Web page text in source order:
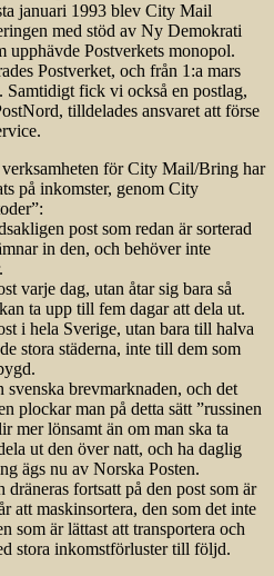
januari 1993 blev City Mail
med stöd av Ny Demokrati
upphävde Postverkets monopol.
Postverket, och från 1:a mars
fick vi också en postlag,
tilldelades ansvaret att förse
verksamheten för City Mail/Bring har
på inkomster, genom City
post som redan är sorterad
in den, och behöver inte
varje dag, utan åtar sig bara så
ta upp till fem dagar att dela ut.
i hela Sverige, utan bara till halva
stora städerna, inte till dem som
brevmarknaden, och det
plockar man på detta sätt ”russinen
mer lönsamt än om man ska ta
ut den över natt, och ha daglig
ägs nu av Norska Posten.
dräneras fortsatt på den post som är
att maskinsortera, den som det inte
som är lättast att transportera och
stora inkomstförluster till följd.